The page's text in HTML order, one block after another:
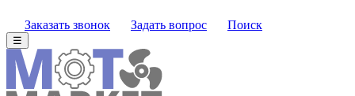
Заказать звонок Задать вопрос Поиск
☰